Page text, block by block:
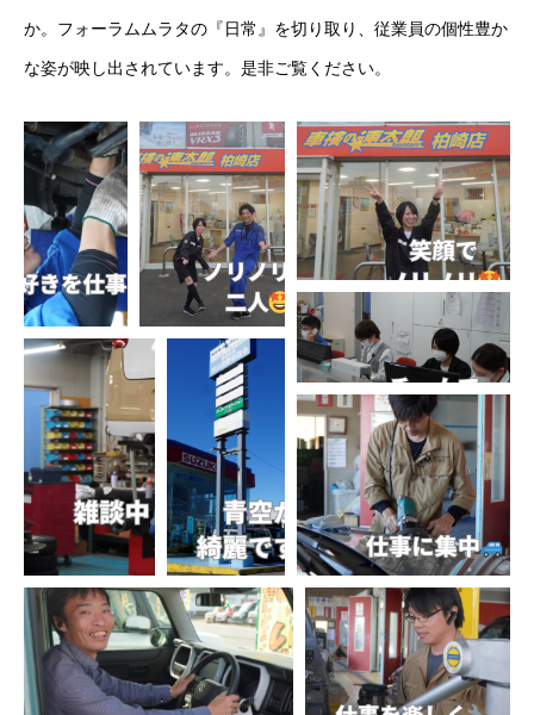
基本を知る
会社を知る
仲間を知る
入社案内パンフレット
お知らせ
よくある質問
か。フォーラムムラタの『日常』を切り取り、従業員の個性豊か
な姿が映し出されています。是非ご覧ください。